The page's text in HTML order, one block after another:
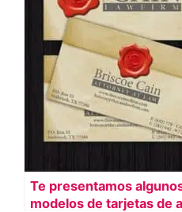
Te presentamos
modelos de tarjetas de